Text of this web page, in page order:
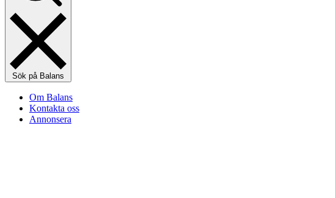
Sök på Balans
Om Balans
Kontakta oss
Annonsera